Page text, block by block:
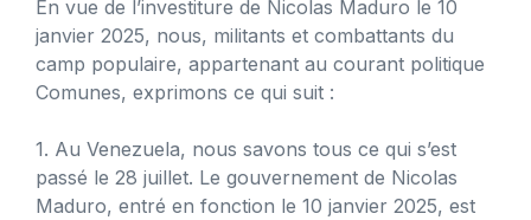
En vue de l’investiture de Nicolas Maduro le 10
janvier 2025, nous, militants et combattants du
camp populaire, appartenant au courant politique
Comunes, exprimons ce qui suit :
1. Au Venezuela, nous savons tous ce qui s’est
passé le 28 juillet. Le gouvernement de Nicolas
Maduro, entré en fonction le 10 janvier 2025, est